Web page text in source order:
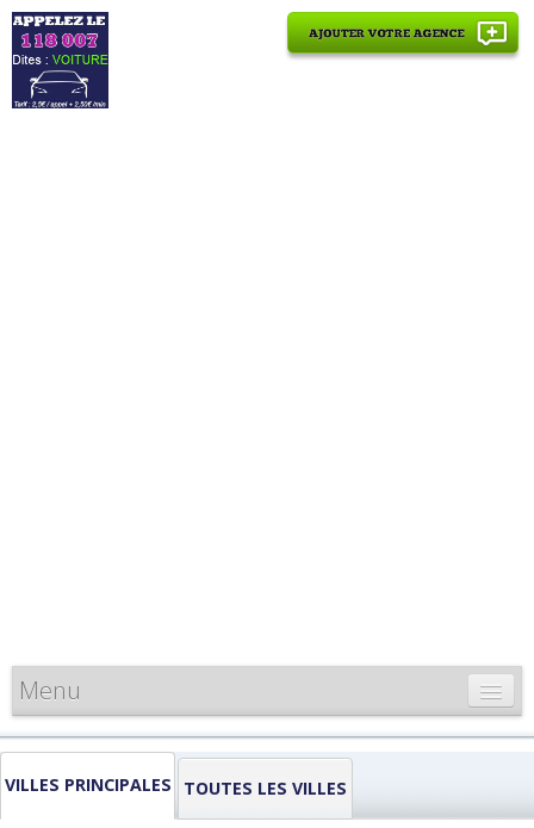
Menu
CARTE DE FRANCE
INFORMATIONS
VILLES PRINCIPALES TOUTES LES VILLES